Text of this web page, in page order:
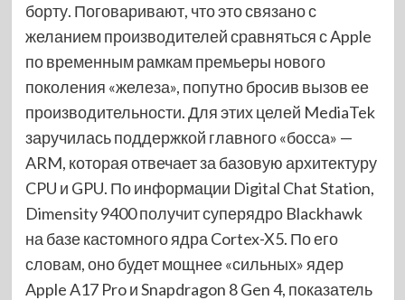
борту. Поговаривают, что это связано с
желанием производителей сравняться с Apple
по временным рамкам премьеры нового
поколения «железа», попутно бросив вызов ее
производительности. Для этих целей MediaTek
заручилась поддержкой главного «босса» —
ARM, которая отвечает за базовую архитектуру
CPU и GPU. По информации Digital Chat Station,
Dimensity 9400 получит суперядро Blackhawk
на базе кастомного ядра Cortex-X5. По его
словам, оно будет мощнее «сильных» ядер
Apple A17 Pro и Snapdragon 8 Gen 4, показатель